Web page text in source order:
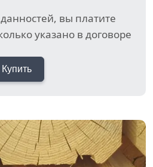
вы платите
указано в договоре
Купить